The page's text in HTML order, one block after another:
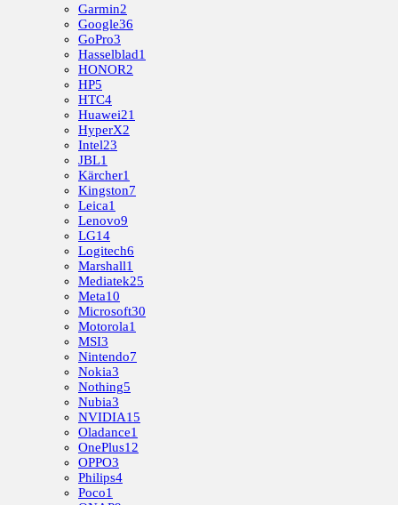
Garmin2
Google36
GoPro3
Hasselblad1
HONOR2
HP5
HTC4
Huawei21
HyperX2
Intel23
JBL1
Kärcher1
Kingston7
Leica1
Lenovo9
LG14
Logitech6
Marshall1
Mediatek25
Meta10
Microsoft30
Motorola1
MSI3
Nintendo7
Nokia3
Nothing5
Nubia3
NVIDIA15
Oladance1
OnePlus12
OPPO3
Philips4
Poco1